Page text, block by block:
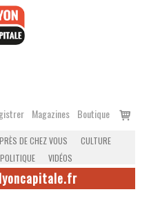
Magazines Boutique
Voir
PRÈS DE CHEZ VOUS
CULTURE
POLITIQUE VIDÉOS